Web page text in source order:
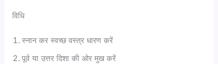
विधि
स्नान कर स्वच्छ वस्त्र धारण करें
पूर्व या उत्तर दिशा की ओर मुख करें